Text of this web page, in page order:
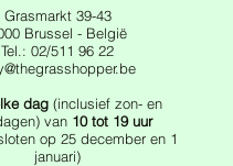
Grasmarkt 39-43
Brussel - België
Tel.: 02/511 96 22
dag (inclusief zon- en
van 10 tot 19 uur
op 25 december en 1
januari)